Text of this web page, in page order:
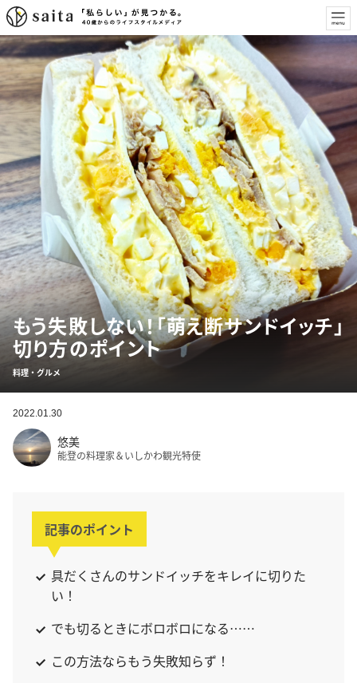
もう失敗しない！「萌え断サンドイッチ」
切り方のポイント
料理・グルメ
2022.01.30
悠美
能登の料理家＆いしかわ観光特使
記事のポイント
具だくさんのサンドイッチをキレイに切りた
い！
でも切るときにボロボロになる……
この方法ならもう失敗知らず！